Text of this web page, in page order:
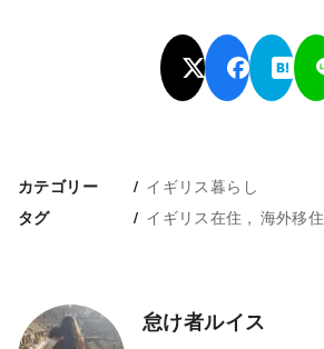
カテゴリー イギリス暮らし
タグ イギリス在住 海外移住
怠け者ルイス